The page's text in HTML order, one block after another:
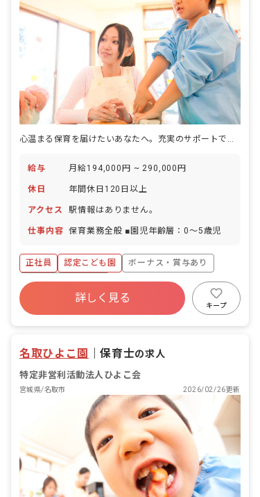
給与 月給194,000円 ~ 290,000円
休日 年間休日120日以上
アクセス 駅情報はありません。
仕事内容 保育業務全般 ■園児年齢層：0～5歳児
正社員 認定こども園
ボーナス・賞与あり
年間休日120日以上
寮・住宅・家賃補助あり
社会保険完備
詳しく見る
キープ
名取ひよこ園 ｜保育士の求人
特定非営利活動法人ひよこ会
宮城県/名取市 2026/02/26更新